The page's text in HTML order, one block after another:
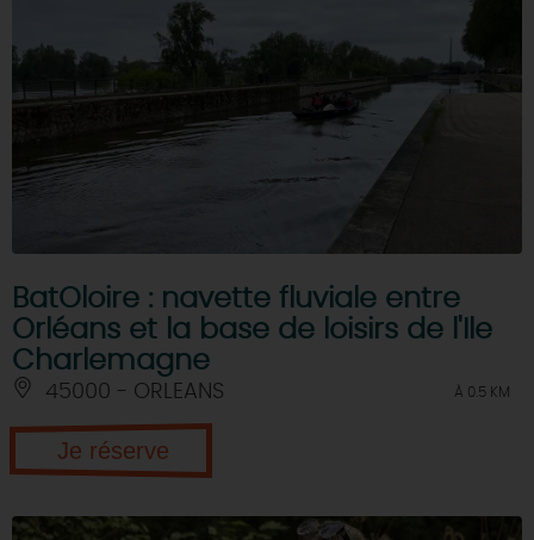
BatOloire : navette fluviale entre
Orléans et la base de loisirs de l'Ile
Charlemagne
45000 - ORLEANS À 0.5 KM
Je réserve